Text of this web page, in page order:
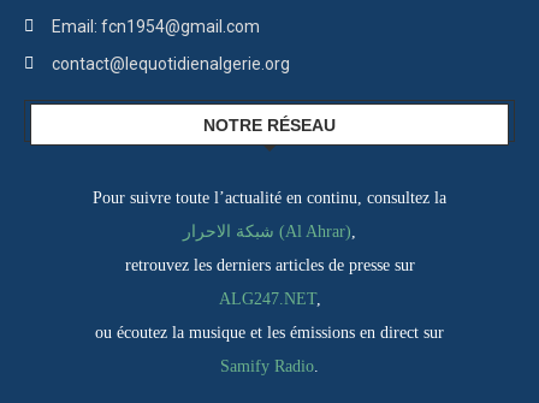
Email: fcn1954@gmail.com
contact@lequotidienalgerie.org
NOTRE RÉSEAU
Pour suivre toute l’actualité en continu, consultez la
شبكة الاحرار (Al Ahrar),
retrouvez les derniers articles de presse sur
ALG247.NET,
ou écoutez la musique et les émissions en direct sur
Samify Radio.